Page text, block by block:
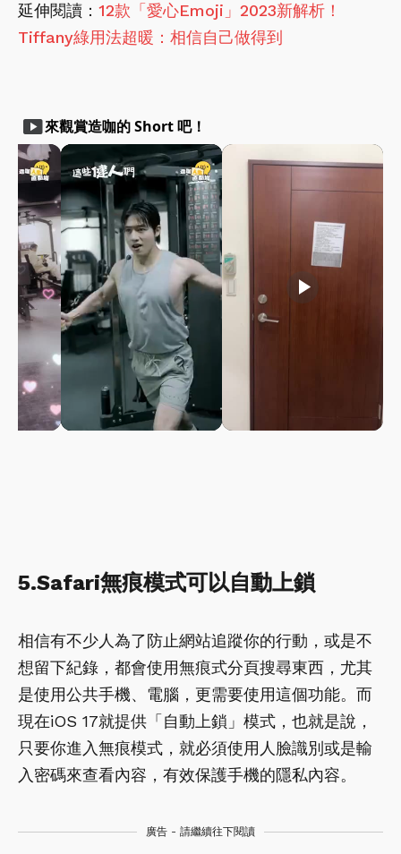
延伸閱讀： 12款「愛心Emoji」2023新解析！
Tiffany綠用法超暖：相信自己做得到
smart_display來觀賞造咖的 Short 吧！
play_arrow play_arrow
5.Safari無痕模式可以自動上鎖
相信有不少人為了防止網站追蹤你的行動，或是不
想留下紀錄，都會使用無痕式分頁搜尋東西，尤其
是使用公共手機、電腦，更需要使用這個功能。而
現在iOS 17就提供「自動上鎖」模式，也就是說，
只要你進入無痕模式，就必須使用人臉識別或是輸
入密碼來查看內容，有效保護手機的隱私內容。
廣告 - 請繼續往下閱讀